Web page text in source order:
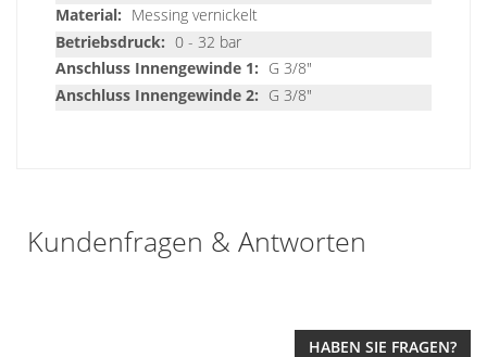
Messing vernickelt
0 - 32 bar
G 3/8"
G 3/8"
Kundenfragen & Antworten
HABEN SIE FRAGEN?